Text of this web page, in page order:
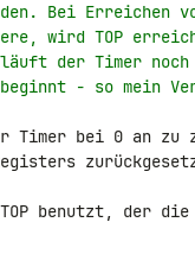
Bei Erreichen
wird TOP
der Timer
- so mein
Timer bei 0 an zu
TOP benutzt, der